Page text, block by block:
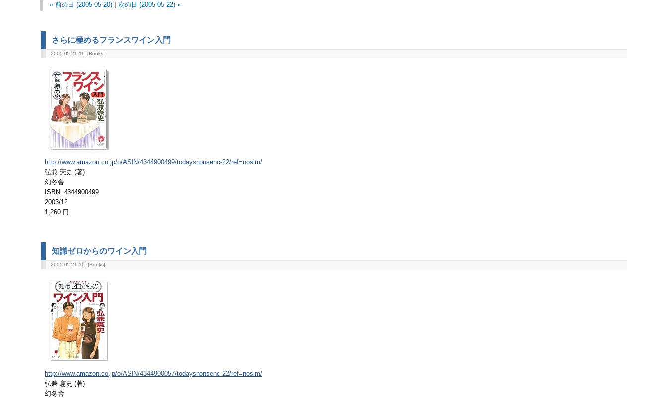
« 前の日 (2005-05-20)| 次の日 (2005-05-22) »
さらに極めるフランスワイン入門
2005-05-21-11: [Books]
http://www.amazon.co.jp/o/ASIN/4344900499/todaysnonsenc-22/ref=nosim/
弘兼 憲史 (著)
幻冬舎
ISBN: 4344900499
2003/12
1,260 円
知識ゼロからのワイン入門
2005-05-21-10: [Books]
http://www.amazon.co.jp/o/ASIN/4344900057/todaysnonsenc-22/ref=nosim/
弘兼 憲史 (著)
幻冬舎